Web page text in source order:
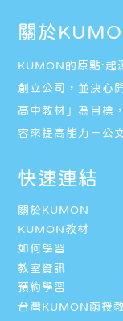
關於
KUMON的原點:起
創立公司，並決心
高中教材」為目標
容來提高能力－公
快速連結
關於KUMON
KUMON教材
如何學習
教室資訊
預約學習
台灣KUMON函授